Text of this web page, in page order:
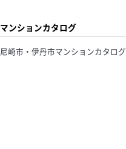
マンションカタログ
尼崎市・伊丹市マンションカタログ